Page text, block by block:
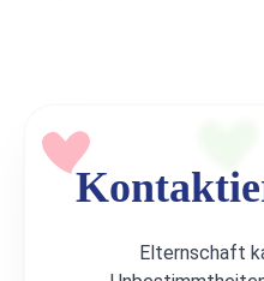
Elternschaft